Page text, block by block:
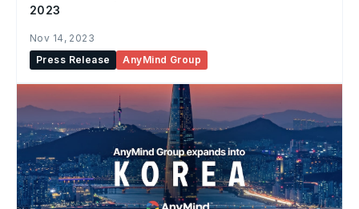
2023
Nov 14, 2023
Press Release
AnyMind Group